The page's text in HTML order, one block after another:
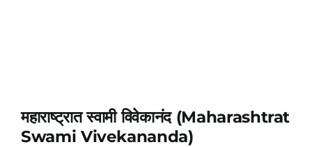
महाराष्ट्रात स्वामी विवेकानंद (Maharashtrat
Swami Vivekananda)